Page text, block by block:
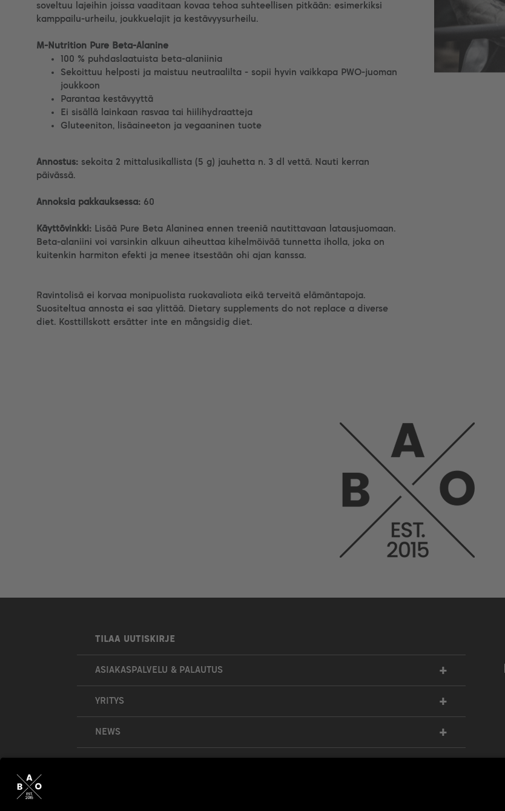
soveltuu lajeihin joissa vaaditaan kovaa tehoa suhteellisen pitkään: esimerkiksi
kamppailu-urheilu, joukkuelajit ja kestävyysurheilu.
M-Nutrition Pure Beta-Alanine
100 % puhdaslaatuista beta-alaniinia
Sekoittuu helposti ja maistuu neutraalilta - sopii hyvin vaikkapa PWO-juoman
joukkoon
Parantaa kestävyyttä
Ei sisällä lainkaan rasvaa tai hiilihydraatteja
Gluteeniton, lisäaineeton ja vegaaninen tuote
Annostus: sekoita 2 mittalusikallista (5 g) jauhetta n. 3 dl vettä. Nauti kerran
päivässä.
Annoksia pakkauksessa: 60
Käyttövinkki: Lisää Pure Beta Alaninea ennen treeniä nautittavaan latausjuomaan.
Beta-alaniini voi varsinkin alkuun aiheuttaa kihelmöivää tunnetta iholla, joka on
kuitenkin harmiton efekti ja menee itsestään ohi ajan kanssa.
Ravintolisä ei korvaa monipuolista ruokavaliota eikä terveitä elämäntapoja.
Suositeltua annosta ei saa ylittää. Dietary supplements do not replace a diverse
diet. Kosttillskott ersätter inte en mångsidig diet.
TILAA UUTISKIRJE
ASIAKASPALVELU & PALAUTUS +
YRITYS +
NEWS +